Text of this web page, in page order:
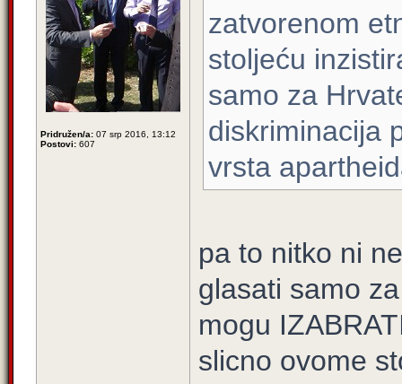
Pridružen/a: 07 srp 2016, 13:12
Postovi: 607
zatvorenom
stoljeću
samo za
diskriminacija
vrsta
pa to nitko ni
glasati samo
mogu
slicno ovome